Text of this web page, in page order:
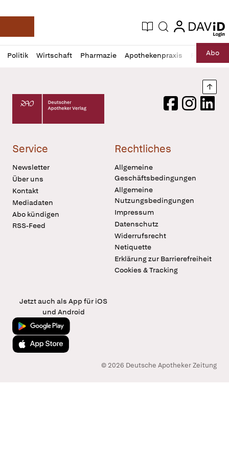
Deutsche Apotheker Zeitung
Aktuelle Ausgabe
Suche login
login
Politik Wirtschaft Pharmazie Apothekenpraxis RechtAbo
Profil
öffnen
Daz
Pur
Deutscher Apotheker Verlag Logo
FacebookInstagram
Service
Newsletter
Über uns
Kontakt
Mediadaten
Abo kündigen
RSS-Feed
Rechtliches
Allgemeine
Geschäftsbedingungen
Allgemeine
Nutzungsbedingungen
Impressum
Datenschutz
Widerrufsrecht
Netiquette
Erklärung zur Barrierefreiheit
Cookies & Tracking
Jetzt auch als App für iOS
und Android
Jetzt bei Google Play
Laden im App Store
© 2026 Deutsche Apotheker Zeitung